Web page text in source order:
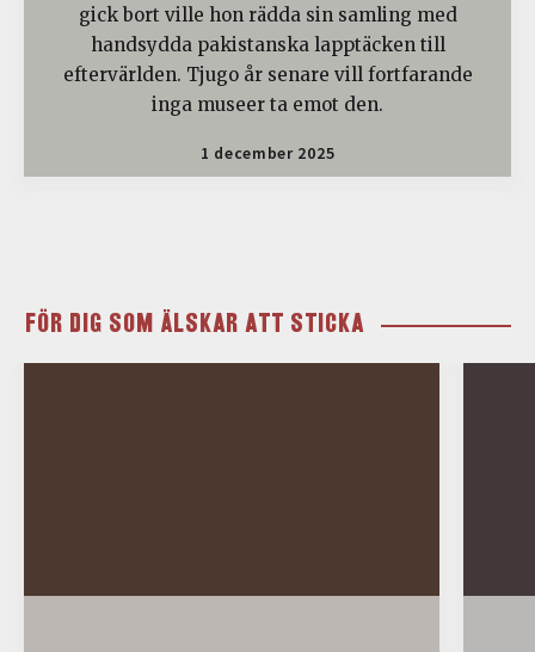
gick bort ville hon rädda sin samling med
handsydda pakistanska lapptäcken till
eftervärlden. Tjugo år senare vill fortfarande
inga museer ta emot den.
1 december 2025
FÖR DIG SOM ÄLSKAR ATT STICKA